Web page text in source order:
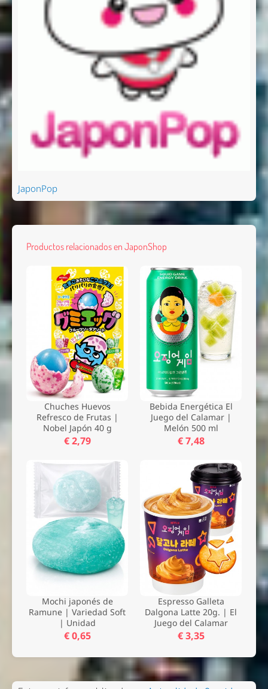
JaponPop
Productos relacionados en JaponShop
Chuches Huevos
Refresco de Frutas |
Nobel Japón 40 g
€ 2,79
Bebida Energética El
Juego del Calamar |
Melón 500 ml
€ 7,48
Mochi japonés de
Ramune | Variedad Soft
| Unidad
€ 0,65
Espresso Galleta
Dalgona Latte 20g. | El
Juego del Calamar
€ 3,35